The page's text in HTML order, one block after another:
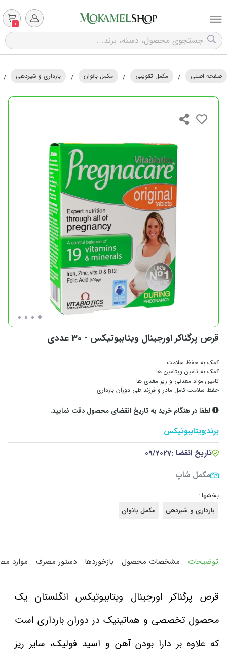
0
صفحه اصلی / مکمل تقویتی / مکمل بانوان / بارداری و شیردهی /
قرص پرگناکر اورجینال ویتابیوتیکس - 30 عددی
کمک به حفظ سلامت
کمک به تامین ویتامین ها
تامین مواد معدنی و ریز مغذی ها
حفظ سلامت کامل مادر و فرزند طی دوران بارداری
لطفا در هنگام خرید به تاریخ انقضای محصول دقت نمایید.
برند:ویتابیوتیکس
تاریخ انقضا :09/2027
مکمل شاپ
بخشها :
بارداری و شیردهی
مکمل بانوان
توضیحات مشخصات محصول بازخوردها دستور مصرف موارد
قرص پرگناکر اورجینال ویتابیوتیکس انگلستان یک
محصول تخصصی و هماتینیک در دوران بارداری است
که علاوه بر دارا بودن آهن و اسید فولیک، سایر ریز